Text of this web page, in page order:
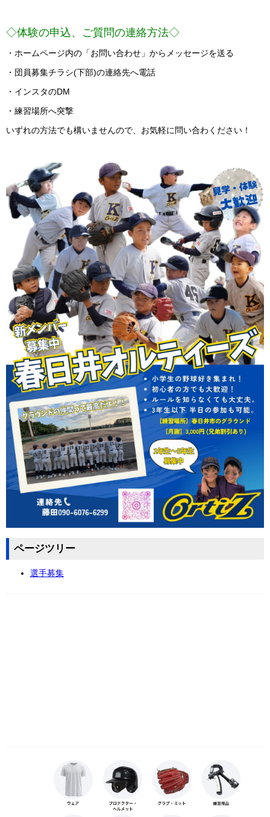
◇体験の申込、ご質問の連絡方法◇
・ホームページ内の「お問い合わせ」からメッセージを送る
・団員募集チラシ(下部)の連絡先へ電話
・インスタのDM
・練習場所へ突撃
いずれの方法でも構いませんので、お気軽に問い合わください！
ページツリー
選手募集